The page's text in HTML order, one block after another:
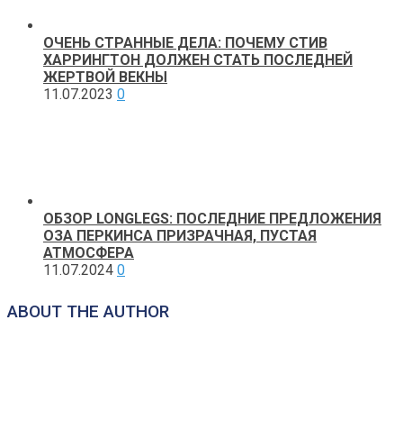
ОЧЕНЬ СТРАННЫЕ ДЕЛА: ПОЧЕМУ СТИВ
ХАРРИНГТОН ДОЛЖЕН СТАТЬ ПОСЛЕДНЕЙ
ЖЕРТВОЙ ВЕКНЫ
11.07.2023 0
ОБЗОР LONGLEGS: ПОСЛЕДНИЕ ПРЕДЛОЖЕНИЯ
ОЗА ПЕРКИНСА ПРИЗРАЧНАЯ, ПУСТАЯ
АТМОСФЕРА
11.07.2024 0
ABOUT THE AUTHOR